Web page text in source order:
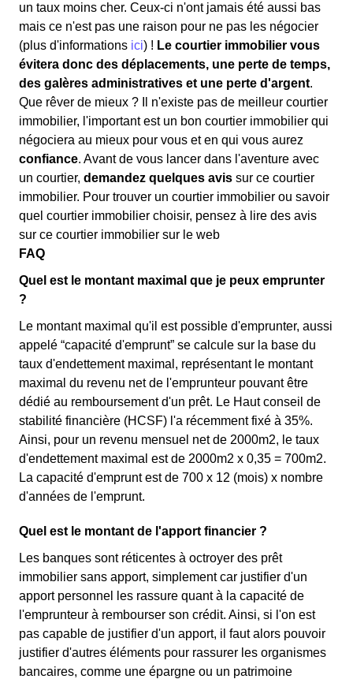
un taux moins cher. Ceux-ci n'ont jamais été aussi bas
mais ce n'est pas une raison pour ne pas les négocier
(plus d'informations ici) ! Le courtier immobilier vous
évitera donc des déplacements, une perte de temps,
des galères administratives et une perte d'argent.
Que rêver de mieux ? Il n'existe pas de meilleur courtier
immobilier, l'important est un bon courtier immobilier qui
négociera au mieux pour vous et en qui vous aurez
confiance. Avant de vous lancer dans l'aventure avec
un courtier, demandez quelques avis sur ce courtier
immobilier. Pour trouver un courtier immobilier ou savoir
quel courtier immobilier choisir, pensez à lire des avis
sur ce courtier immobilier sur le web
FAQ
Quel est le montant maximal que je peux emprunter
?
Le montant maximal qu'il est possible d'emprunter, aussi
appelé “capacité d'emprunt” se calcule sur la base du
taux d'endettement maximal, représentant le montant
maximal du revenu net de l'emprunteur pouvant être
dédié au remboursement d'un prêt. Le Haut conseil de
stabilité financière (HCSF) l'a récemment fixé à 35%.
Ainsi, pour un revenu mensuel net de 2000m2, le taux
d'endettement maximal est de 2000m2 x 0,35 = 700m2.
La capacité d'emprunt est de 700 x 12 (mois) x nombre
d'années de l'emprunt.
Quel est le montant de l'apport financier ?
Les banques sont réticentes à octroyer des prêt
immobilier sans apport, simplement car justifier d'un
apport personnel les rassure quant à la capacité de
l'emprunteur à rembourser son crédit. Ainsi, si l'on est
pas capable de justifier d'un apport, il faut alors pouvoir
justifier d'autres éléments pour rassurer les organismes
bancaires, comme une épargne ou un patrimoine